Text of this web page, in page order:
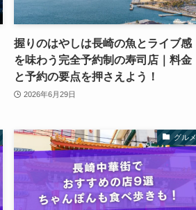
握りのはやしは長崎の魚とライブ感
を味わう完全予約制の寿司店｜料金
と予約の要点を押さえよう！
2026年6月29日
グルメ